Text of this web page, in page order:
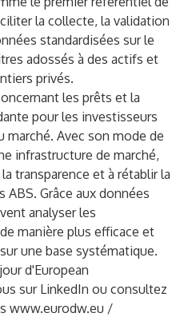
la collecte, la validation
standardisées sur le
adossés à des actifs et
privés.
les prêts et la
pour les investisseurs
marché. Avec son mode de
infrastructure de marché,
transparence et à rétablir la
ABS. Grâce aux données
analyser les
manière plus efficace et
une base systématique.
d'European
sur LinkedIn ou consultez
www.eurodw.eu /